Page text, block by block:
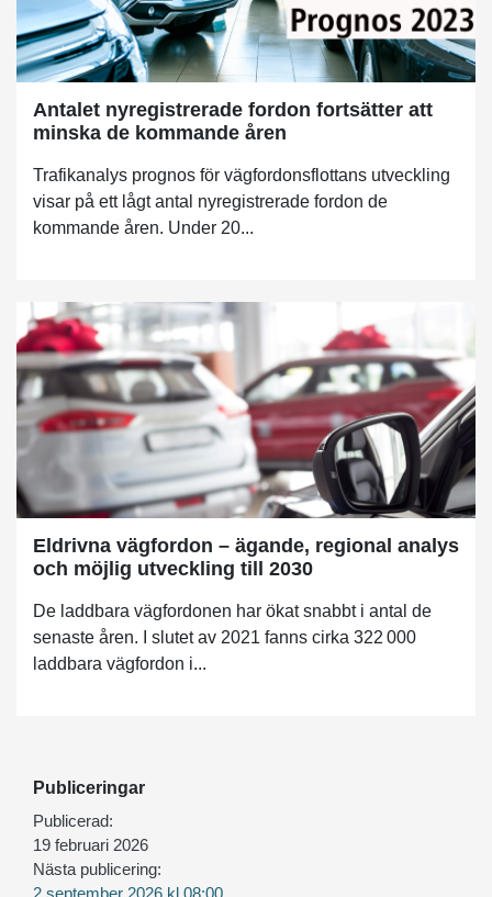
Antalet nyregistrerade fordon fortsätter att
minska de kommande åren
Trafikanalys prognos för vägfordonsflottans utveckling
visar på ett lågt antal nyregistrerade fordon de
kommande åren. Under 20...
Eldrivna vägfordon – ägande, regional analys
och möjlig utveckling till 2030
De laddbara vägfordonen har ökat snabbt i antal de
senaste åren. I slutet av 2021 fanns cirka 322 000
laddbara vägfordon i...
Publiceringar
Publicerad:
19 februari 2026
Nästa publicering:
2 september 2026 kl 08:00